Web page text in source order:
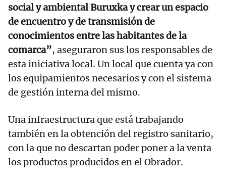
social y ambiental Buruxka y crear un espacio
de encuentro y de transmisión de
conocimientos entre las habitantes de la
comarca”, aseguraron sus los responsables de
esta iniciativa local. Un local que cuenta ya con
los equipamientos necesarios y con el sistema
de gestión interna del mismo.
Una infraestructura que está trabajando
también en la obtención del registro sanitario,
con la que no descartan poder poner a la venta
los productos producidos en el Obrador.